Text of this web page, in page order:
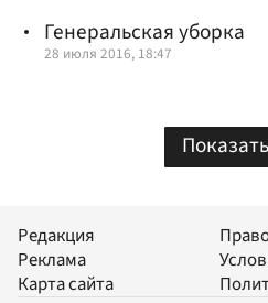
Генеральская уборка
28 июля 2016, 18:47
Редакция
Реклама
Карта сайта